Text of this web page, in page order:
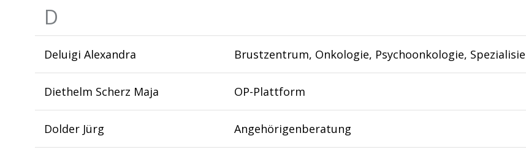
D
Deluigi Alexandra Brustzentrum, Onkologie, Psychoonkologie,
Diethelm Scherz Maja OP-Plattform
Dolder Jürg Angehörigenberatung